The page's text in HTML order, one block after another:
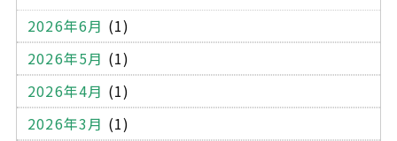
書庫
ワゴン ロッカー
応接セット
受付用のカウンター
金庫 OA機器
木製パレット
プラスティックパレット
一般廃棄物
木くず
段ボール
エアーキャップ
ミラーマット
2026年6月 (1)
2026年5月 (1)
2026年4月 (1)
2026年3月 (1)